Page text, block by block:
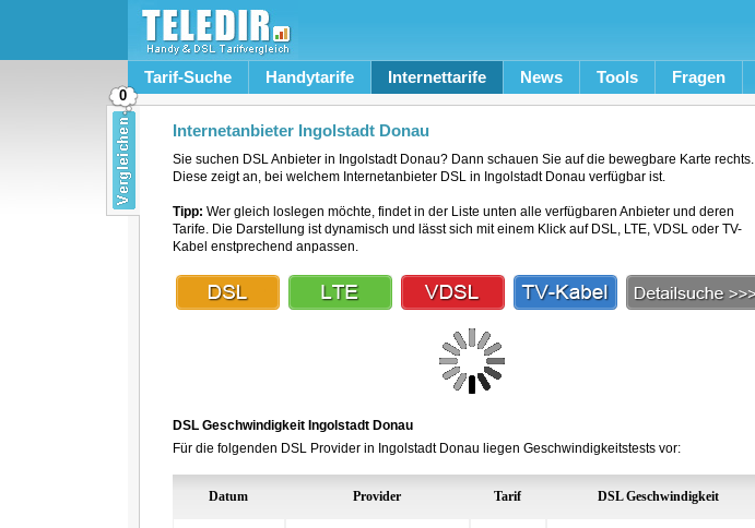
Tarif-Suche Handytarife Internettarife News Tools Fragen
Internetanbieter Ingolstadt Donau
Sie suchen DSL Anbieter in Ingolstadt Donau? Dann schauen Sie auf die bewegbare Karte rechts.
Diese zeigt an, bei welchem Internetanbieter DSL in Ingolstadt Donau verfügbar ist.
Tipp: Wer gleich loslegen möchte, findet in der Liste unten alle verfügbaren Anbieter und deren
Tarife. Die Darstellung ist dynamisch und lässt sich mit einem Klick auf DSL, LTE, VDSL oder TV-
Kabel enstprechend anpassen.
DSL Geschwindigkeit Ingolstadt Donau
Für die folgenden DSL Provider in Ingolstadt Donau liegen Geschwindigkeitstests vor:
Datum Provider Tarif DSL Geschwindigkeit
0